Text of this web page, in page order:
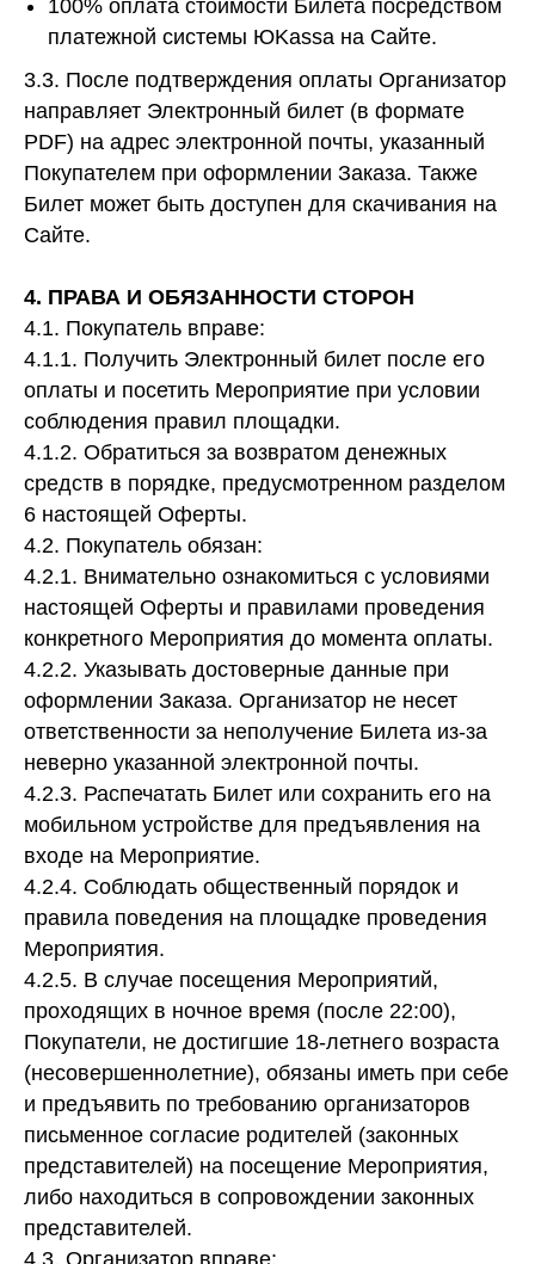
100% оплата стоимости Билета посредством
платежной системы ЮKassa на Сайте.
3.3. После подтверждения оплаты Организатор
направляет Электронный билет (в формате
PDF) на адрес электронной почты, указанный
Покупателем при оформлении Заказа. Также
Билет может быть доступен для скачивания на
Сайте.
4. ПРАВА И ОБЯЗАННОСТИ СТОРОН
4.1. Покупатель вправе:
4.1.1. Получить Электронный билет после его
оплаты и посетить Мероприятие при условии
соблюдения правил площадки.
4.1.2. Обратиться за возвратом денежных
средств в порядке, предусмотренном разделом
6 настоящей Оферты.
4.2. Покупатель обязан:
4.2.1. Внимательно ознакомиться с условиями
настоящей Оферты и правилами проведения
конкретного Мероприятия до момента оплаты.
4.2.2. Указывать достоверные данные при
оформлении Заказа. Организатор не несет
ответственности за неполучение Билета из-за
неверно указанной электронной почты.
4.2.3. Распечатать Билет или сохранить его на
мобильном устройстве для предъявления на
входе на Мероприятие.
4.2.4. Соблюдать общественный порядок и
правила поведения на площадке проведения
Мероприятия.
4.2.5. В случае посещения Мероприятий,
проходящих в ночное время (после 22:00),
Покупатели, не достигшие 18-летнего возраста
(несовершеннолетние), обязаны иметь при себе
и предъявить по требованию организаторов
письменное согласие родителей (законных
представителей) на посещение Мероприятия,
либо находиться в сопровождении законных
представителей.
4.3. Организатор вправе: